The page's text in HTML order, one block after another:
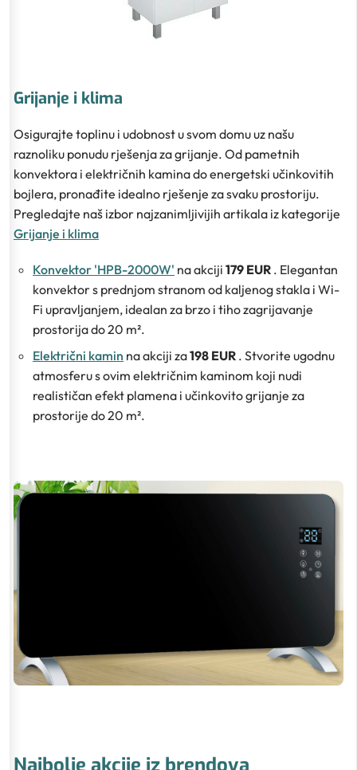
Grijanje i klima
Osigurajte toplinu i udobnost u svom domu uz našu
raznoliku ponudu rješenja za grijanje. Od pametnih
konvektora i električnih kamina do energetski učinkovitih
bojlera, pronađite idealno rješenje za svaku prostoriju.
Pregledajte naš izbor najzanimljivijih artikala iz kategorije
Grijanje i klima
Konvektor 'HPB-2000W' na akciji 179 EUR . Elegantan
konvektor s prednjom stranom od kaljenog stakla i Wi-
Fi upravljanjem, idealan za brzo i tiho zagrijavanje
prostorija do 20 m².
Električni kamin na akciji za198 EUR . Stvorite ugodnu
atmosferu s ovim električnim kaminom koji nudi
realističan efekt plamena i učinkovito grijanje za
prostorije do 20 m².